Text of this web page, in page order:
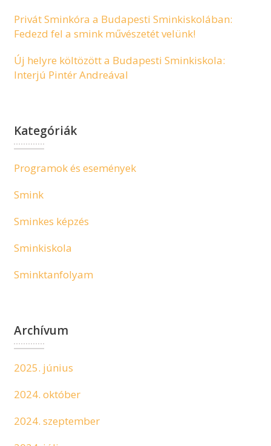
Privát Sminkóra a Budapesti Sminkiskolában:
Fedezd fel a smink művészetét velünk!
Új helyre költözött a Budapesti Sminkiskola:
Interjú Pintér Andreával
Kategóriák
Programok és események
Smink
Sminkes képzés
Sminkiskola
Sminktanfolyam
Archívum
2025. június
2024. október
2024. szeptember